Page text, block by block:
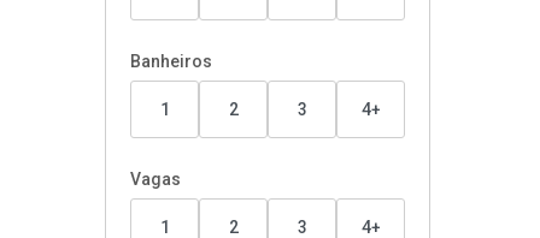
Banheiros
1 2 3 4+
Vagas
1 2 3 4+